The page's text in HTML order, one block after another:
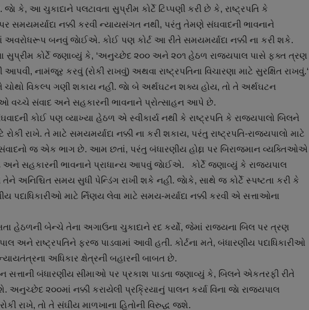
કે, આ ચુકાદાને પલટાવતા સુપ્રીમ કોર્ટે ટિપ્પણી કરી છે કે, રાષ્ટ્રપતિ કે
સમયમર્યાદા નક્કી કરવી ન્યાયસંગત નથી, પરંતુ તેમણે સંઘવાદની ભાવનાને
બનવું જાેઈએ. કોઈ પણ કોર્ટ આ રીતે સમયમર્યાદા નક્કી ના કરી શકે.
સુપ્રીમ કોર્ટે જણાવ્યું કે, ‘અનુચ્છેદ ૨૦૦ અને ૨૦૧ હેઠળ રાજ્યપાલ પાસે ફક્ત ત્રણ
નામંજૂર કરવું (રોકી રાખવું) અથવા રાષ્ટ્રપતિના વિચારણા માટે સુરક્ષિત રાખવું.‘
ચોથો વિકલ્પ ગણી શકાય નહીં. જાે બે અર્થઘટન શક્ય હોય, તો તે અર્થઘટન
વચ્ચે સંવાદ અને સહકારની ભાવનાને પ્રોત્સાહન આપે છે.
કોઈ પણ વ્યાખ્યા હેઠળ એ સ્વીકાર્ય નથી કે રાષ્ટ્રપતિ કે રાજ્યપાલો બિલને
રાખે. તે માટે સમયમર્યાદા નક્કી ના કરી શકાય, પરંતુ રાષ્ટ્રપતિ-રાજ્યપાલો માટે
જ એક ભાગ છે. આમ છતાં, પરંતુ બંધારણીય હોદ્દા પર બિરાજમાન વ્યક્તિઓએ
અને સહકારની ભાવનાને પ્રાધાન્ય આપવું જાેઈએ. કોર્ટે જણાવ્યું કે રાજ્યપાલ
અનિશ્ચિત સમય સુધી પેન્ડિંગ રાખી શકે નહીં. જાેકે, સાથે જ કોર્ટે સ્પષ્ટતા કરી કે
પદાધિકારીઓ માટે ર્નિણય લેવા માટે સમય-મર્યાદા નક્કી કરવી એ સત્તાઓના
હેઠળની બેન્ચે તેના અગાઉના ચુકાદાને રદ કર્યો, જેમાં રાજ્યના બિલ પર ત્રણ
અને રાષ્ટ્રપતિને ફરજ પાડવામાં આવી હતી. કોર્ટના મતે, બંધારણીય પદાધિકારીઓ
અધિકાર ક્ષેત્રની બહારની બાબત છે.
સત્તાની બંધારણીય સીમાઓ પર પ્રકાશ પાડતા જણાવ્યું કે, બિલને એકતરફી રીતે
૨૦૦માં નક્કી કરાયેલી પ્રક્રિયાનું પાલન કર્યા વિના જાે રાજ્યપાલ
રાખે, તો તે સંઘીય માળખાના હિતોની વિરુદ્ધ જશે.
સ્વાસ્થ્ય